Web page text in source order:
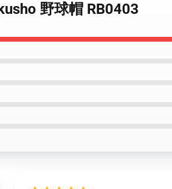
野球帽 RB0403